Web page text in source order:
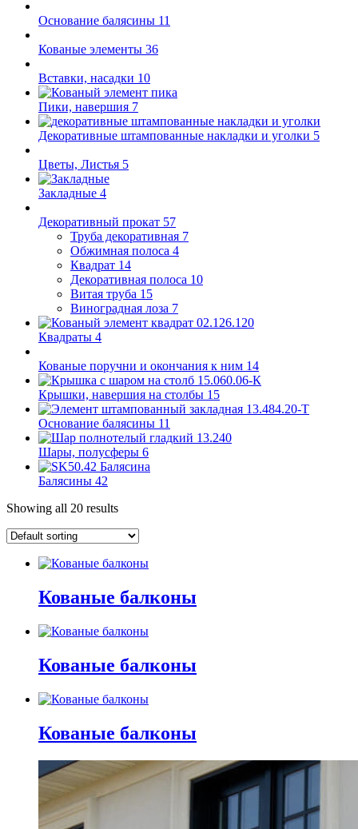
Основание балясины 11
Кованые элементы 36
Вставки, насадки 10
Пики, навершия 7
Декоративные штампованные накладки и уголки 5
Цветы, Листья 5
Закладные 4
Декоративный прокат 57
Труба декоративная 7
Обжимная полоса 4
Квадрат 14
Декоративная полоса 10
Витая труба 15
Виноградная лоза 7
Квадраты 4
Кованые поручни и окончания к ним 14
Крышки, навершия на столбы 15
Основание балясины 11
Шары, полусферы 6
Балясины 42
Showing all 20 results
Кованые балконы
Кованые балконы
Кованые балконы